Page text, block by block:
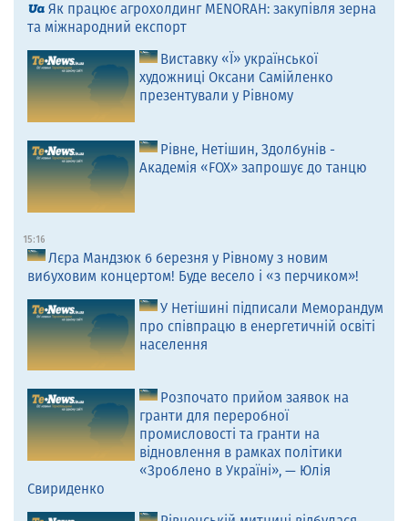
Як працює агрохолдинг MENORAH: закупівля зерна
та міжнародний експорт
Виставку «Ї» української
художниці Оксани Самійленко
презентували у Рівному
Рівне, Нетішин, Здолбунів -
Академія «FOX» запрошує до танцю
15:16
Лєра Мандзюк 6 березня у Рівному з новим
вибуховим концертом! Буде весело і «з перчиком»!
У Нетішині підписали Меморандум
про співпрацю в енергетичній освіті
населення
Розпочато прийом заявок на
гранти для переробної
промисловості та гранти на
відновлення в рамках політики
«Зроблено в Україні», — Юлія
Свириденко